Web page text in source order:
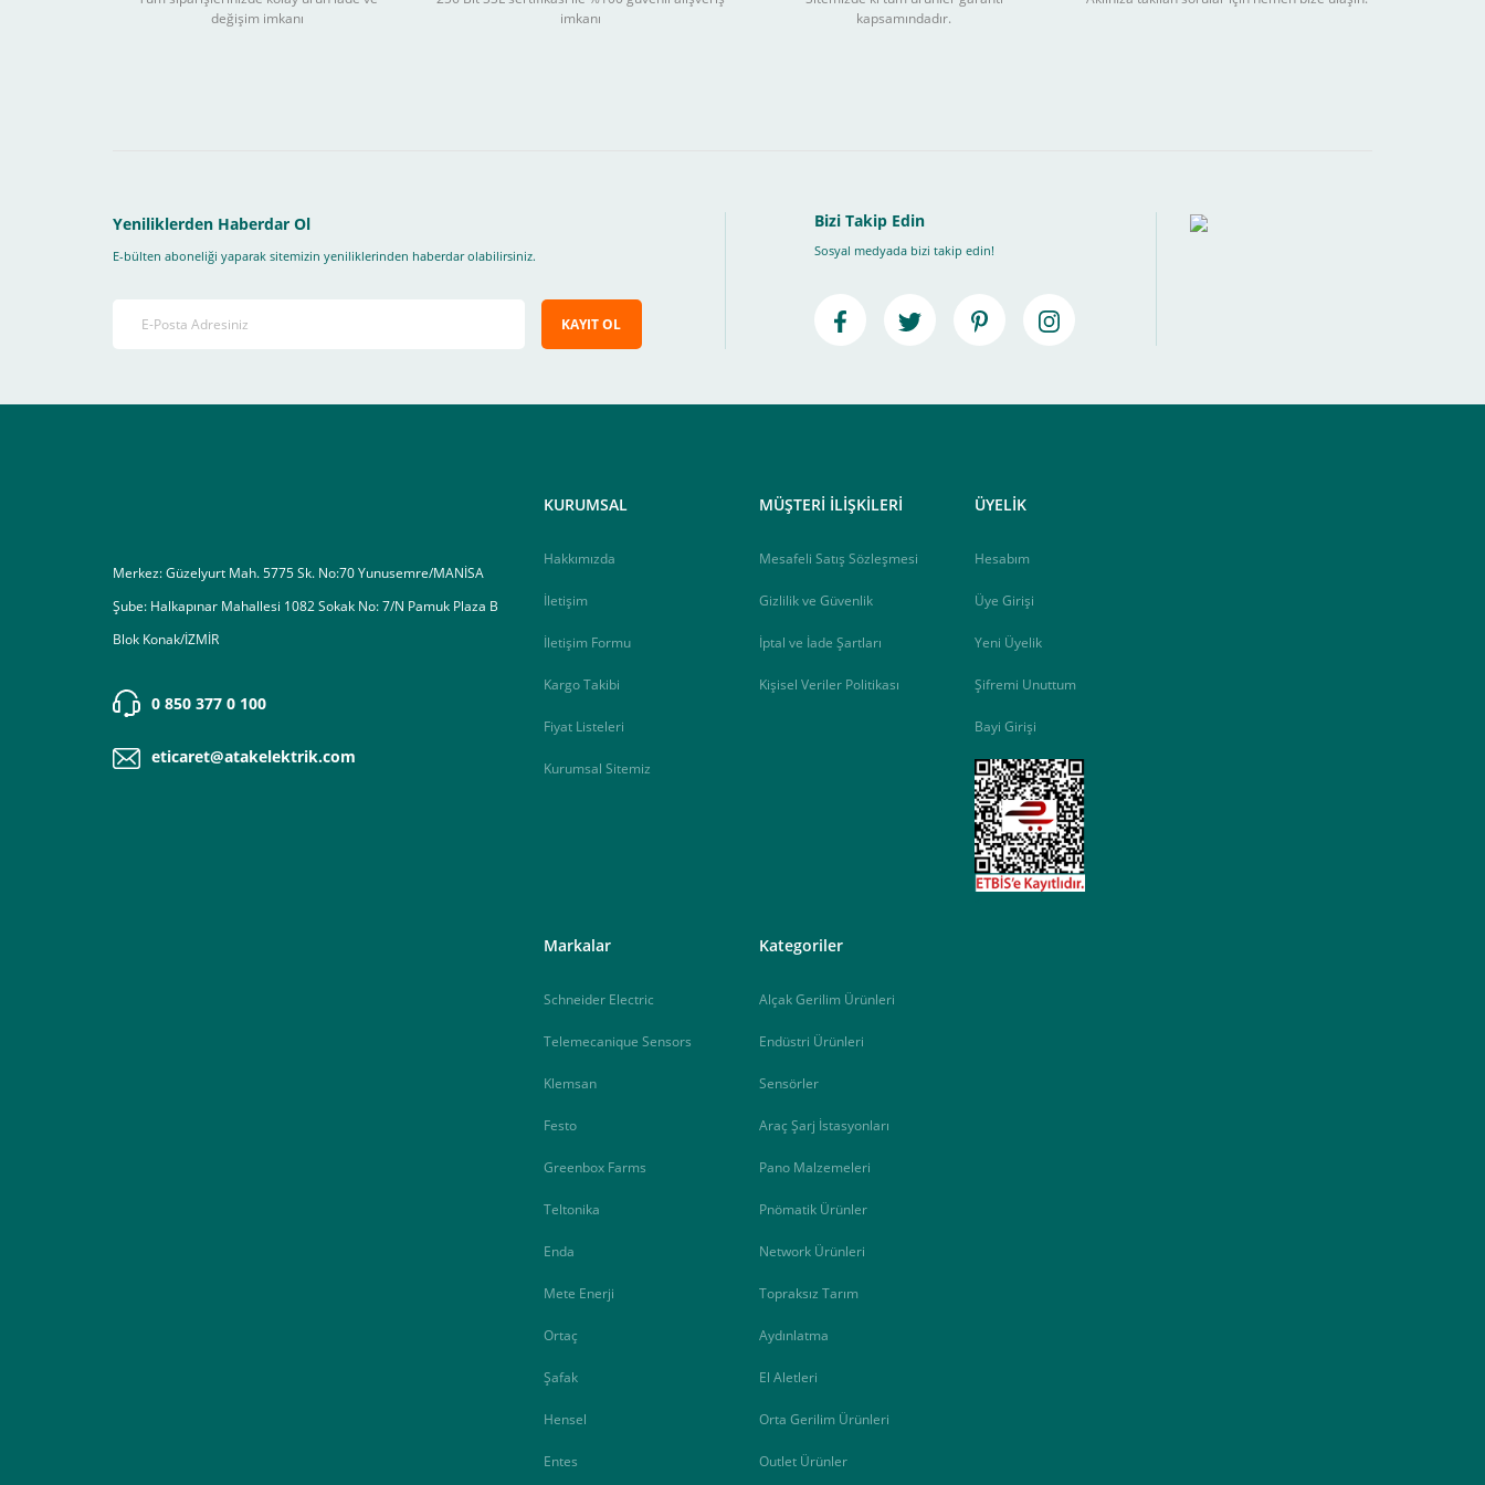
Sitemizden yapacağınız tüm alışverişlerde aşağıdaki adımları takip ederek peşin fiyatına 3 Taksit seçenekleri bankaya göre değişebilir
4-Son olarak siparişi vermiş olduğunuz e-posta adresinize ileteceğimiz link üzerinden tıklayarak 3D Secure güvenli ödeme ile ödemenizi tamamlayabilirsiniz ,
değişim imkanı
imkanı
kapsamındadır.
Yeniliklerden Haberdar Ol
E-bülten aboneliği yaparak sitemizin yeniliklerinden haberdar olabilirsiniz.
KAYIT OL
Bizi Takip Edin
Sosyal medyada bizi takip edin!
Merkez: Güzelyurt Mah. 5775 Sk. No:70 Yunusemre/MANİSA
Şube: Halkapınar Mahallesi 1082 Sokak No: 7/N Pamuk Plaza B
Blok Konak/İZMİR
0 850 377 0 100
eticaret@atakelektrik.com
KURUMSAL
Hakkımızda
İletişim
İletişim Formu
Kargo Takibi
Fiyat Listeleri
Kurumsal Sitemiz
MÜŞTERİ İLİŞKİLERİ
Mesafeli Satış Sözleşmesi
Gizlilik ve Güvenlik
İptal ve İade Şartları
Kişisel Veriler Politikası
ÜYELİK
Hesabım
Üye Girişi
Yeni Üyelik
Şifremi Unuttum
Bayi Girişi
Markalar
Schneider Electric
Telemecanique Sensors
Klemsan
Festo
Greenbox Farms
Teltonika
Enda
Mete Enerji
Ortaç
Şafak
Hensel
Entes
Kategoriler
Alçak Gerilim Ürünleri
Endüstri Ürünleri
Sensörler
Araç Şarj İstasyonları
Pano Malzemeleri
Pnömatik Ürünler
Network Ürünleri
Topraksız Tarım
Aydınlatma
El Aletleri
Orta Gerilim Ürünleri
Outlet Ürünler